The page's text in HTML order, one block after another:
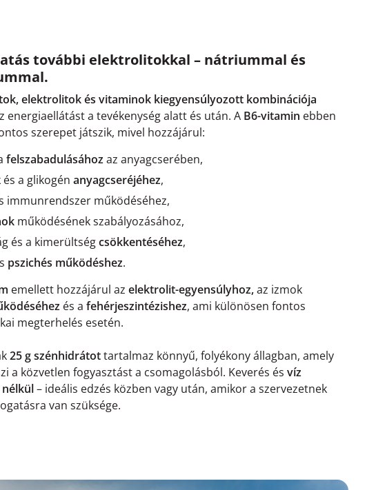
további elektrolitokkal – nátriummal és
elektrolitok és vitaminok kiegyensúlyozott kombinációja
energiaellátást a tevékenység alatt és után. A B6-vitamin ebben
szerepet játszik, mivel hozzájárul:
felszabadulásáhozaz anyagcserében,
a glikogén anyagcseréjéhez,
immunrendszer működéséhez,
működésének szabályozásához,
és a kimerültségcsökkentéséhez,
pszichés működéshez.
emellett hozzájárul az elektrolit-egyensúlyhoz,az izmok
és a fehérjeszintézishez, ami különösen fontos
megterhelés esetén.
25 g szénhidrátottartalmaz könnyű, folyékony állagban, amely
a közvetlen fogyasztást a csomagolásból. Keverés és víz
nélkül– ideális edzés közben vagy után, amikor a szervezetnek
van szüksége.